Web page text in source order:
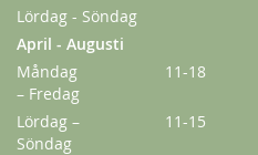
Lördag - Söndag
April - Augusti
Måndag
– Fredag
11-18
Lördag –
Söndag
11-15